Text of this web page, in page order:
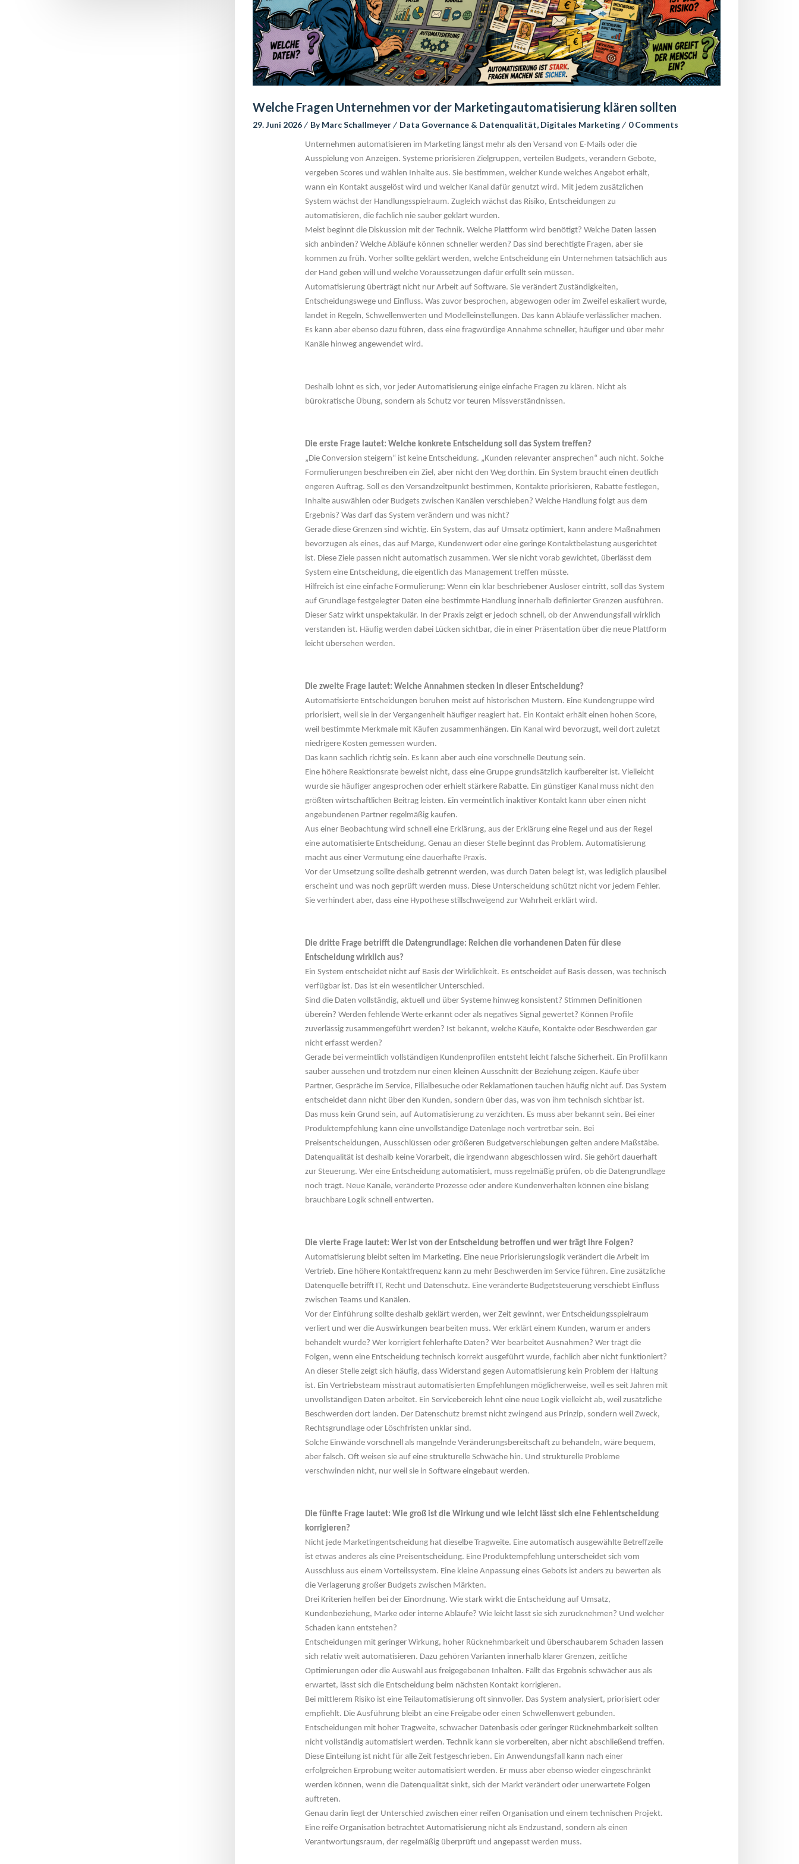
Welche Fragen Unternehmen vor der Marketingautomatisierung klären sollten
29. Juni 2026 By Marc Schallmeyer Data Governance & Datenqualität, Digitales Marketing 0 Comment
Unternehmen automatisieren im Marketing längst mehr als den Versand von E-Mails oder die
Ausspielung von Anzeigen. Systeme priorisieren Zielgruppen, verteilen Budgets, verändern Gebote,
vergeben Scores und wählen Inhalte aus. Sie bestimmen, welcher Kunde welches Angebot erhält,
wann ein Kontakt ausgelöst wird und welcher Kanal dafür genutzt wird. Mit jedem zusätzlichen
System wächst der Handlungsspielraum. Zugleich wächst das Risiko, Entscheidungen zu
automatisieren, die fachlich nie sauber geklärt wurden.
Meist beginnt die Diskussion mit der Technik. Welche Plattform wird benötigt? Welche Daten lassen
ich anbinden? Welche Abläufe können schneller werden? Das sind berechtigte Fragen, aber sie
kommen zu früh. Vorher sollte geklärt werden, welche Entscheidung ein Unternehmen tatsächlich aus
der Hand geben will und welche Voraussetzungen dafür erfüllt sein müssen.
Automatisierung überträgt nicht nur Arbeit auf Software. Sie verändert Zuständigkeiten,
Entscheidungswege und Einfluss. Was zuvor besprochen, abgewogen oder im Zweifel eskaliert wurde,
landet in Regeln, Schwellenwerten und Modelleinstellungen. Das kann Abläufe verlässlicher machen.
Es kann aber ebenso dazu führen, dass eine fragwürdige Annahme schneller, häufiger und über mehr
Kanäle hinweg angewendet wird.
Deshalb lohnt es sich, vor jeder Automatisierung einige einfache Fragen zu klären. Nicht als
bürokratische Übung, sondern als Schutz vor teuren Missverständnissen.
Die erste Frage lautet: Welche konkrete Entscheidung soll das System treffen?
„Die Conversion steigern“ ist keine Entscheidung. „Kunden relevanter ansprechen“ auch nicht. Solche
Formulierungen beschreiben ein Ziel, aber nicht den Weg dorthin. Ein System braucht einen deutlich
engeren Auftrag. Soll es den Versandzeitpunkt bestimmen, Kontakte priorisieren, Rabatte festlegen,
Inhalte auswählen oder Budgets zwischen Kanälen verschieben? Welche Handlung folgt aus dem
Ergebnis? Was darf das System verändern und was nicht?
Gerade diese Grenzen sind wichtig. Ein System, das auf Umsatz optimiert, kann andere Maßnahmen
bevorzugen als eines, das auf Marge, Kundenwert oder eine geringe Kontaktbelastung ausgerichtet
ist. Diese Ziele passen nicht automatisch zusammen. Wer sie nicht vorab gewichtet, überlässt dem
System eine Entscheidung, die eigentlich das Management treffen müsste.
Hilfreich ist eine einfache Formulierung: Wenn ein klar beschriebener Auslöser eintritt, soll das System
auf Grundlage festgelegter Daten eine bestimmte Handlung innerhalb definierter Grenzen ausführen.
Dieser Satz wirkt unspektakulär. In der Praxis zeigt er jedoch schnell, ob der Anwendungsfall wirklich
verstanden ist. Häufig werden dabei Lücken sichtbar, die in einer Präsentation über die neue Plattform
leicht übersehen werden.
Die zweite Frage lautet: Welche Annahmen stecken in dieser Entscheidung?
Automatisierte Entscheidungen beruhen meist auf historischen Mustern. Eine Kundengruppe wird
priorisiert, weil sie in der Vergangenheit häufiger reagiert hat. Ein Kontakt erhält einen hohen Score,
weil bestimmte Merkmale mit Käufen zusammenhängen. Ein Kanal wird bevorzugt, weil dort zuletzt
niedrigere Kosten gemessen wurden.
Das kann sachlich richtig sein. Es kann aber auch eine vorschnelle Deutung sein.
Eine höhere Reaktionsrate beweist nicht, dass eine Gruppe grundsätzlich kaufbereiter ist. Vielleicht
wurde sie häufiger angesprochen oder erhielt stärkere Rabatte. Ein günstiger Kanal muss nicht den
größten wirtschaftlichen Beitrag leisten. Ein vermeintlich inaktiver Kontakt kann über einen nicht
angebundenen Partner regelmäßig kaufen.
Aus einer Beobachtung wird schnell eine Erklärung, aus der Erklärung eine Regel und aus der Regel
eine automatisierte Entscheidung. Genau an dieser Stelle beginnt das Problem. Automatisierung
macht aus einer Vermutung eine dauerhafte Praxis.
Vor der Umsetzung sollte deshalb getrennt werden, was durch Daten belegt ist, was lediglich plausibel
erscheint und was noch geprüft werden muss. Diese Unterscheidung schützt nicht vor jedem Fehler.
Sie verhindert aber, dass eine Hypothese stillschweigend zur Wahrheit erklärt wird.
Die dritte Frage betrifft die Datengrundlage: Reichen die vorhandenen Daten für diese
Entscheidung wirklich aus?
Ein System entscheidet nicht auf Basis der Wirklichkeit. Es entscheidet auf Basis dessen, was technisch
verfügbar ist. Das ist ein wesentlicher Unterschied.
Sind die Daten vollständig, aktuell und über Systeme hinweg konsistent? Stimmen Definitionen
überein? Werden fehlende Werte erkannt oder als negatives Signal gewertet? Können Profile
zuverlässig zusammengeführt werden? Ist bekannt, welche Käufe, Kontakte oder Beschwerden gar
nicht erfasst werden?
Gerade bei vermeintlich vollständigen Kundenprofilen entsteht leicht falsche Sicherheit. Ein Profil kann
auber aussehen und trotzdem nur einen kleinen Ausschnitt der Beziehung zeigen. Käufe über
Partner, Gespräche im Service, Filialbesuche oder Reklamationen tauchen häufig nicht auf. Das System
entscheidet dann nicht über den Kunden, sondern über das, was von ihm technisch sichtbar ist.
Das muss kein Grund sein, auf Automatisierung zu verzichten. Es muss aber bekannt sein. Bei einer
Produktempfehlung kann eine unvollständige Datenlage noch vertretbar sein. Bei
Preisentscheidungen, Ausschlüssen oder größeren Budgetverschiebungen gelten andere Maßstäbe.
Datenqualität ist deshalb keine Vorarbeit, die irgendwann abgeschlossen wird. Sie gehört dauerhaft
zur Steuerung. Wer eine Entscheidung automatisiert, muss regelmäßig prüfen, ob die Datengrundlage
noch trägt. Neue Kanäle, veränderte Prozesse oder andere Kundenverhalten können eine bislang
brauchbare Logik schnell entwerten.
Die vierte Frage lautet: Wer ist von der Entscheidung betroffen und wer trägt ihre Folgen?
Automatisierung bleibt selten im Marketing. Eine neue Priorisierungslogik verändert die Arbeit im
Vertrieb. Eine höhere Kontaktfrequenz kann zu mehr Beschwerden im Service führen. Eine zusätzliche
Datenquelle betrifft IT, Recht und Datenschutz. Eine veränderte Budgetsteuerung verschiebt Einfluss
zwischen Teams und Kanälen.
Vor der Einführung sollte deshalb geklärt werden, wer Zeit gewinnt, wer Entscheidungsspielraum
verliert und wer die Auswirkungen bearbeiten muss. Wer erklärt einem Kunden, warum er anders
behandelt wurde? Wer korrigiert fehlerhafte Daten? Wer bearbeitet Ausnahmen? Wer trägt die
Folgen, wenn eine Entscheidung technisch korrekt ausgeführt wurde, fachlich aber nicht funktioniert?
An dieser Stelle zeigt sich häufig, dass Widerstand gegen Automatisierung kein Problem der Haltung
ist. Ein Vertriebsteam misstraut automatisierten Empfehlungen möglicherweise, weil es seit Jahren mit
unvollständigen Daten arbeitet. Ein Servicebereich lehnt eine neue Logik vielleicht ab, weil zusätzliche
Beschwerden dort landen. Der Datenschutz bremst nicht zwingend aus Prinzip, sondern weil Zweck,
Rechtsgrundlage oder Löschfristen unklar sind.
Solche Einwände vorschnell als mangelnde Veränderungsbereitschaft zu behandeln, wäre bequem,
aber falsch. Oft weisen sie auf eine strukturelle Schwäche hin. Und strukturelle Probleme
verschwinden nicht, nur weil sie in Software eingebaut werden.
Die fünfte Frage lautet: Wie groß ist die Wirkung und wie leicht lässt sich eine Fehlentscheidung
korrigieren?
Nicht jede Marketingentscheidung hat dieselbe Tragweite. Eine automatisch ausgewählte Betreffzeile
ist etwas anderes als eine Preisentscheidung. Eine Produktempfehlung unterscheidet sich vom
Ausschluss aus einem Vorteilssystem. Eine kleine Anpassung eines Gebots ist anders zu bewerten als
die Verlagerung großer Budgets zwischen Märkten.
Drei Kriterien helfen bei der Einordnung. Wie stark wirkt die Entscheidung auf Umsatz,
Kundenbeziehung, Marke oder interne Abläufe? Wie leicht lässt sie sich zurücknehmen? Und welcher
Schaden kann entstehen?
Entscheidungen mit geringer Wirkung, hoher Rücknehmbarkeit und überschaubarem Schaden lassen
ich relativ weit automatisieren. Dazu gehören Varianten innerhalb klarer Grenzen, zeitliche
Optimierungen oder die Auswahl aus freigegebenen Inhalten. Fällt das Ergebnis schwächer aus als
erwartet, lässt sich die Entscheidung beim nächsten Kontakt korrigieren.
Bei mittlerem Risiko ist eine Teilautomatisierung oft sinnvoller. Das System analysiert, priorisiert oder
empfiehlt. Die Ausführung bleibt an eine Freigabe oder einen Schwellenwert gebunden.
Entscheidungen mit hoher Tragweite, schwacher Datenbasis oder geringer Rücknehmbarkeit sollten
nicht vollständig automatisiert werden. Technik kann sie vorbereiten, aber nicht abschließend treffen.
Diese Einteilung ist nicht für alle Zeit festgeschrieben. Ein Anwendungsfall kann nach einer
erfolgreichen Erprobung weiter automatisiert werden. Er muss aber ebenso wieder eingeschränkt
werden können, wenn die Datenqualität sinkt, sich der Markt verändert oder unerwartete Folgen
auftreten.
Genau darin liegt der Unterschied zwischen einer reifen Organisation und einem technischen Projekt.
Eine reife Organisation betrachtet Automatisierung nicht als Endzustand, sondern als einen
Verantwortungsraum, der regelmäßig überprüft und angepasst werden muss.